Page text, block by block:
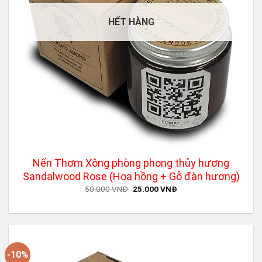
HẾT HÀNG
Nến Thơm Xông phòng phong thủy hương
Sandalwood Rose (Hoa hồng + Gỗ đàn hương)
50.000VNĐ Original
50.000 VNĐ.
25.000VNĐCurrent
25.000 VNĐ.
-10%